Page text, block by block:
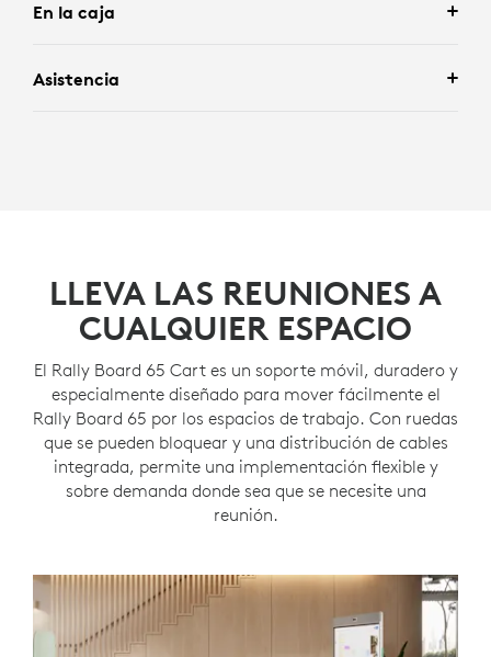
En la caja
Asistencia
LLEVA LAS REUNIONES A
CUALQUIER ESPACIO
El Rally Board 65 Cart es un soporte móvil, duradero y
especialmente diseñado para mover fácilmente el
Rally Board 65 por los espacios de trabajo. Con ruedas
que se pueden bloquear y una distribución de cables
integrada, permite una implementación flexible y
sobre demanda donde sea que se necesite una
reunión.